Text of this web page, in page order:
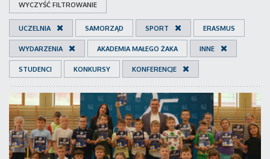
WYCZYŚĆ FILTROWANIE
UCZELNIA SAMORZĄD SPORT ERASMUS
WYDARZENIA AKADEMIA MAŁEGO ŻAKA INNE
STUDENCI KONKURSY KONFERENCJE